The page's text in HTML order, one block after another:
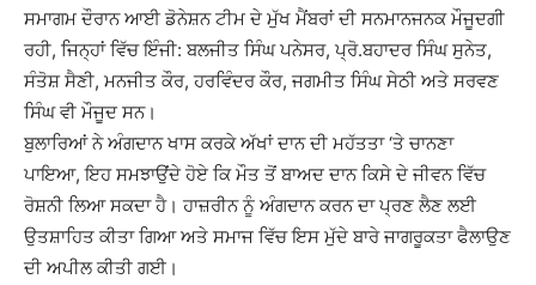
ਸਮਾਗਮ ਦੌਰਾਨ ਆਈ ਡੋਨੇਸ਼ਨ ਟੀਮ ਦੇ ਮੁੱਖ ਮੈਂਬਰਾਂ ਦੀ ਸਨਮਾਨਜਨਕ ਮੌਜੂਦਗੀ
ਰਹੀ, ਜਿਨ੍ਹਾਂ ਵਿੱਚ ਇੰਜੀ: ਬਲਜੀਤ ਸਿੰਘ ਪਨੇਸਰ, ਪ੍ਰੋ.ਬਹਾਦਰ ਸਿੰਘ ਸੁਨੇਤ,
ਸੰਤੋਸ਼ ਸੈਣੀ, ਮਨਜੀਤ ਕੌਰ, ਹਰਵਿੰਦਰ ਕੌਰ, ਜਗਮੀਤ ਸਿੰਘ ਸੇਠੀ ਅਤੇ ਸਰਵਣ
ਸਿੰਘ ਵੀ ਮੌਜੂਦ ਸਨ।
ਬੁਲਾਰਿਆਂ ਨੇ ਅੰਗਦਾਨ ਖਾਸ ਕਰਕੇ ਅੱਖਾਂ ਦਾਨ ਦੀ ਮਹੱਤਤਾ ‘ਤੇ ਚਾਨਣਾ
ਪਾਇਆ, ਇਹ ਸਮਝਾਉਂਦੇ ਹੋਏ ਕਿ ਮੌਤ ਤੋਂ ਬਾਅਦ ਦਾਨ ਕਿਸੇ ਦੇ ਜੀਵਨ ਵਿੱਚ
ਰੋਸ਼ਨੀ ਲਿਆ ਸਕਦਾ ਹੈ। ਹਾਜ਼ਰੀਨ ਨੂੰ ਅੰਗਦਾਨ ਕਰਨ ਦਾ ਪ੍ਰਣ ਲੈਣ ਲਈ
ਉਤਸ਼ਾਹਿਤ ਕੀਤਾ ਗਿਆ ਅਤੇ ਸਮਾਜ ਵਿੱਚ ਇਸ ਮੁੱਦੇ ਬਾਰੇ ਜਾਗਰੂਕਤਾ ਫੈਲਾਉਣ
ਦੀ ਅਪੀਲ ਕੀਤੀ ਗਈ।